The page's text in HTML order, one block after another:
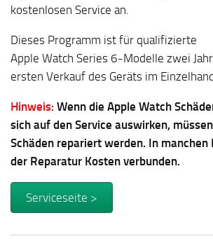
kostenlosen Service an.
Dieses Programm ist für qualifizierte
Apple Watch Series 6-Modelle zwei
ersten Verkauf des Geräts im
Hinweis: Wenn die Apple Watch
sich auf den Service auswirken,
Schäden repariert werden. In manchen
der Reparatur Kosten verbunden.
Serviceseite >